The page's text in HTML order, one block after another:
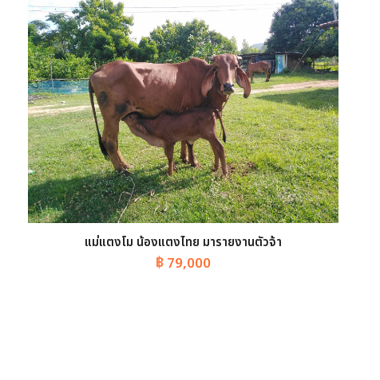
แม่แตงโม น้องแตงไทย มารายงานตัวจ้า
฿79,000